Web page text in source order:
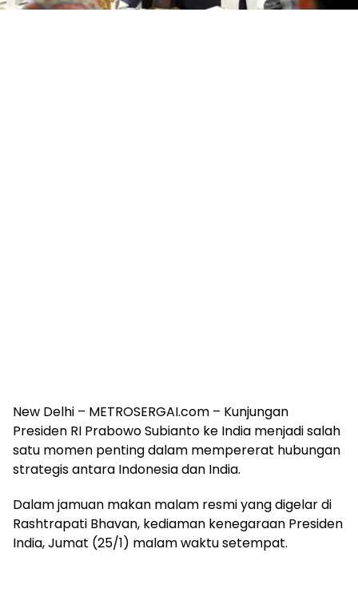
New Delhi – METROSERGAI.com – Kunjungan
Presiden RI Prabowo Subianto ke India menjadi salah
satu momen penting dalam mempererat hubungan
strategis antara Indonesia dan India.
Dalam jamuan makan malam resmi yang digelar di
Rashtrapati Bhavan, kediaman kenegaraan Presiden
India, Jumat (25/1) malam waktu setempat.